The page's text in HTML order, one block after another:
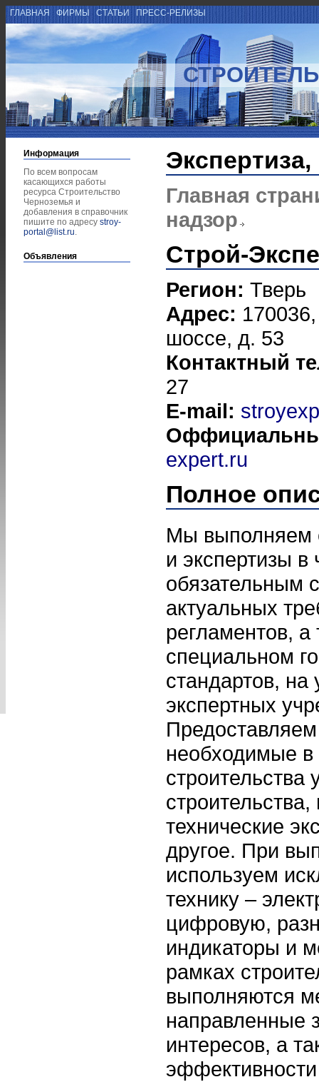
ГЛАВНАЯ ФИРМЫ СТАТЬИ ПРЕСС-РЕЛИЗЫ
Информация
По всем вопросам
касающихся работы
ресурса Строительство
Черноземья и
добавления в справочник
пишите по адресу stroy-
portal@list.ru.
Объявления
Главная
надзор
Строй-
Регион: Тверь
Адрес:
шоссе, д. 53
Контактный
27
E-mail:
expert.ru
Полное
Мы выполняем
и экспертизы в
обязательным
актуальных
регламентов,
специальном
стандартов, на
экспертных
необходимые
строительства
технические
другое. При
используем
технику –
цифровую,
индикаторы и
рамках
выполняются
направленные
интересов, а